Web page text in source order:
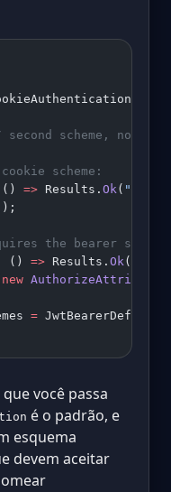
second scheme, not
scheme:
() => Results. Ok (
the bearer
() => Results. Ok
new AuthorizeAttribute
=
você passa
é o padrão, e
esquema
devem aceitar